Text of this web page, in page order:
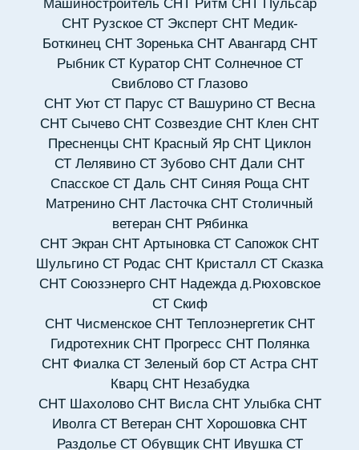
Машиностроитель СНТ Ритм СНТ Пульсар
СНТ Рузское СТ Эксперт СНТ Медик-
Боткинец СНТ Зоренька СНТ Авангард СНТ
Рыбник СТ Куратор СНТ Солнечное СТ
Свиблово СТ Глазово
СНТ Уют СТ Парус СТ Вашурино СТ Весна
СНТ Сычево СНТ Созвездие СНТ Клен СНТ
Пресненцы СНТ Красный Яр СНТ Циклон
СТ Лелявино СТ Зубово СНТ Дали СНТ
Спасское СТ Даль СНТ Синяя Роща СНТ
Матренино СНТ Ласточка СНТ Столичный
ветеран СНТ Рябинка
СНТ Экран СНТ Артыновка СТ Сапожок СНТ
Шульгино СТ Родас СНТ Кристалл СТ Сказка
СНТ Союзэнерго СНТ Надежда д.Рюховское
СТ Скиф
СНТ Чисменское СНТ Теплоэнергетик СНТ
Гидротехник СНТ Прогресс СНТ Полянка
СНТ Фиалка СТ Зеленый бор СТ Астра СНТ
Кварц СНТ Незабудка
СНТ Шахолово СНТ Висла СНТ Улыбка СНТ
Иволга СТ Ветеран СНТ Хорошовка СНТ
Раздолье СТ Обувщик СНТ Ивушка СТ